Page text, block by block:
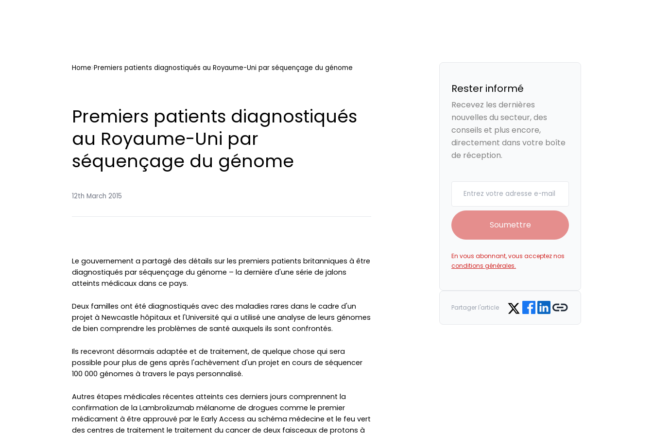
Home Premiers patients diagnostiqués au Royaume-Uni par séquençage du génome
Premiers patients diagnostiqués
au Royaume-Uni par
séquençage du génome
12th March 2015
Le gouvernement a partagé des détails sur les premiers patients britanniques à être
diagnostiqués par séquençage du génome – la dernière d'une série de jalons
atteints médicaux dans ce pays.
Deux familles ont été diagnostiqués avec des maladies rares dans le cadre d'un
projet à Newcastle hôpitaux et l'Université qui a utilisé une analyse de leurs génomes
de bien comprendre les problèmes de santé auxquels ils sont confrontés.
Ils recevront désormais adaptée et de traitement, de quelque chose qui sera
possible pour plus de gens après l'achèvement d'un projet en cours de séquencer
100 000 génomes à travers le pays personnalisé.
Autres étapes médicales récentes atteints ces derniers jours comprennent la
confirmation de la Lambrolizumab mélanome de drogues comme le premier
médicament à être approuvé par le Early Access au schéma médecine et le feu vert
des centres de traitement le traitement du cancer de deux faisceaux de protons à
Rester informé
Recevez les dernières
nouvelles du secteur, des
conseils et plus encore,
directement dans votre boîte
de réception.
Soumettre
En vous abonnant, vous acceptez nos
conditions générales.
Partager l'article Share on Twitter
Share on Facebook
Share on LinkedIn
Copy link